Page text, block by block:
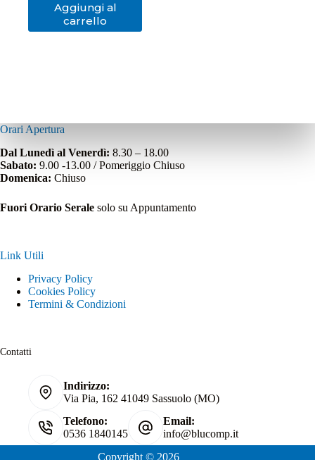
Aggiungi al
carrello
Orari Apertura
Dal Lunedì al Venerdì: 8.30 – 18.00
Sabato: 9.00 -13.00 / Pomeriggio Chiuso
Domenica: Chiuso
Fuori Orario Serale solo su Appuntamento
Link Utili
Privacy Policy
Cookies Policy
Termini & Condizioni
Contatti
Indirizzo:
Via Pia, 162 41049 Sassuolo (MO)
Telefono:
0536 1840145
Email:
info@blucomp.it
Copyright © 2026